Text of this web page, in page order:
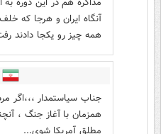
آنگاه ایران و هرجا که
همه چیز رو یکجا دادند
جناب سیاستمدار ،،،اگر
همزمان با آغاز جنگ ،
مطلق آمریکا شوی...